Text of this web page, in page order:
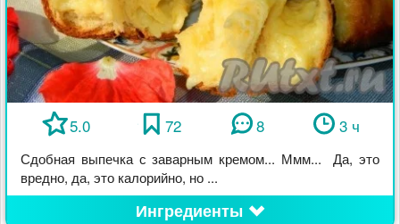
5.0 72 8 3 ч
Сдобная выпечка с заварным кремом... Ммм... Да, это
вредно, да, это калорийно, но ...
Ингредиенты